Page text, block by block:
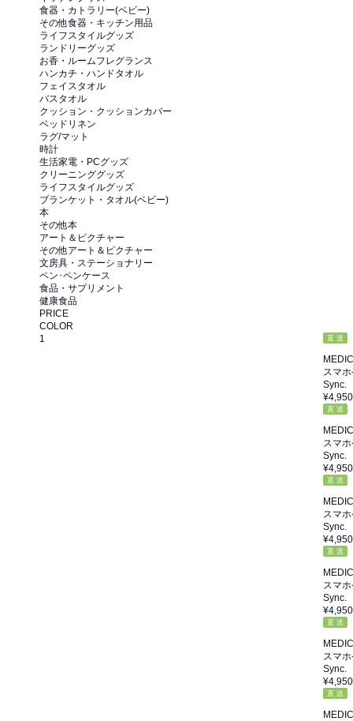
食器・カトラリー(ベビー)
その他食器・キッチン用品
ライフスタイルグッズ
ランドリーグッズ
お香・ルームフレグランス
ハンカチ・ハンドタオル
フェイスタオル
バスタオル
クッション・クッションカバー
ベッドリネン
ラグ/マット
時計
生活家電・PCグッズ
クリーニンググッズ
ライフスタイルグッズ
ブランケット・タオル(ベビー)
本
その他本
アート＆ピクチャー
その他アート＆ピクチャー
文房具・ステーショナリー
ペン･ペンケース
食品・サプリメント
健康食品
PRICE
COLOR
直 送
スマ
Sync.
¥4,950
直 送
スマ
Sync.
¥4,950
直 送
スマ
Sync.
¥4,950
直 送
スマ
Sync.
¥4,950
直 送
スマ
Sync.
¥4,950
直 送
1